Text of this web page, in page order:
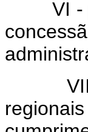
VI -
VII -